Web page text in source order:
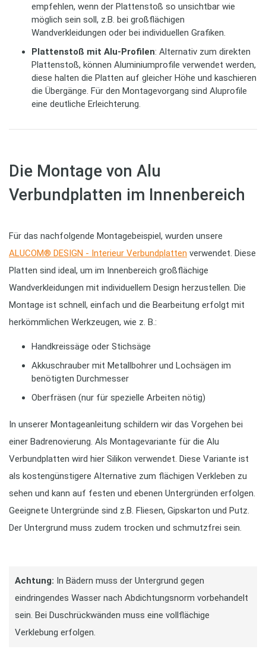
empfehlen, wenn der Plattenstoß so unsichtbar wie
möglich sein soll, z.B. bei großflächigen
Wandverkleidungen oder bei individuellen Grafiken.
Plattenstoß mit Alu-Profilen: Alternativ zum direkten
Plattenstoß, können Aluminiumprofile verwendet werden,
diese halten die Platten auf gleicher Höhe und kaschieren
die Übergänge. Für den Montagevorgang sind Aluprofile
eine deutliche Erleichterung.
Die Montage von Alu
Verbundplatten im Innenbereich
Für das nachfolgende Montagebeispiel, wurden unsere
ALUCOM® DESIGN - Interieur Verbundplatten verwendet. Diese
Platten sind ideal, um im Innenbereich großflächige
Wandverkleidungen mit individuellem Design herzustellen. Die
Montage ist schnell, einfach und die Bearbeitung erfolgt mit
herkömmlichen Werkzeugen, wie z. B.:
Handkreissäge oder Stichsäge
Akkuschrauber mit Metallbohrer und Lochsägen im
benötigten Durchmesser
Oberfräsen (nur für spezielle Arbeiten nötig)
In unserer Montageanleitung schildern wir das Vorgehen bei
einer Badrenovierung. Als Montagevariante für die Alu
Verbundplatten wird hier Silikon verwendet. Diese Variante ist
als kostengünstigere Alternative zum flächigen Verkleben zu
sehen und kann auf festen und ebenen Untergründen erfolgen.
Geeignete Untergründe sind z.B. Fliesen, Gipskarton und Putz.
Der Untergrund muss zudem trocken und schmutzfrei sein.
Achtung: In Bädern muss der Untergrund gegen
eindringendes Wasser nach Abdichtungsnorm vorbehandelt
sein. Bei Duschrückwänden muss eine vollflächige
Verklebung erfolgen.